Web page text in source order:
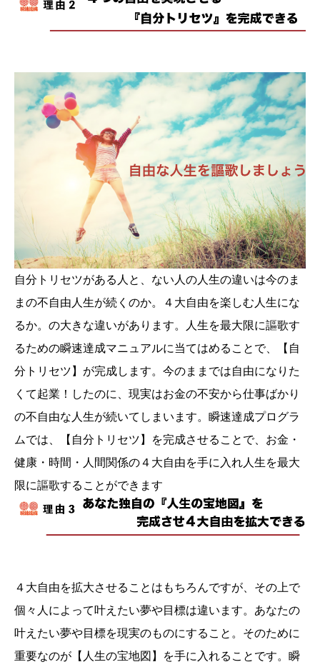
自分トリセツがある人と、ない人の人生の違いは今のま
まの不自由人生が続くのか。４大自由を楽しむ人生にな
るか。の大きな違いがあります。人生を最大限に謳歌す
るための瞬速達成マニュアルに当てはめることで、【自
分トリセツ】が完成します。今のままでは自由になりた
くて起業！したのに、現実はお金の不安から仕事ばかり
の不自由な人生が続いてしまいます。瞬速達成プログラ
ムでは、【自分トリセツ】を完成させることで、お金・
健康・時間・人間関係の４大自由を手に入れ人生を最大
限に謳歌することができます
４大自由を拡大させることはもちろんですが、その上で
個々人によって叶えたい夢や目標は違います。あなたの
叶えたい夢や目標を現実のものにすること。そのために
重要なのが【人生の宝地図】を手に入れることです。瞬